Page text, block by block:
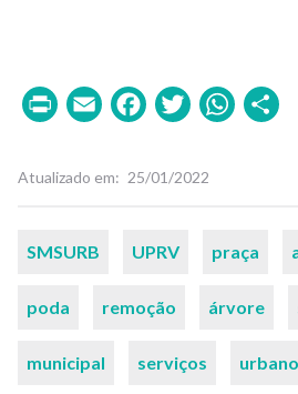
PrintEmailFacebook
Twitter
Atualizado em 25/01/2022
Palavras-
SMSURB UPRV praça
poda remoção árvore
municipal serviços